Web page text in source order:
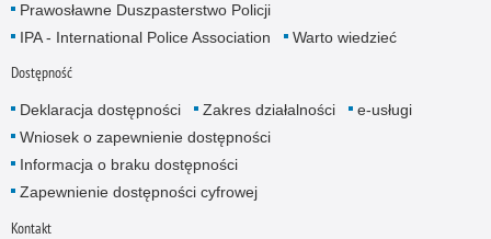
Prawosławne Duszpasterstwo Policji
IPA - International Police Association
Warto wiedzieć
Dostępność
Deklaracja dostępności Zakres działalności
e-usługi
Wniosek o zapewnienie dostępności
Informacja o braku dostępności
Zapewnienie dostępności cyfrowej
Kontakt